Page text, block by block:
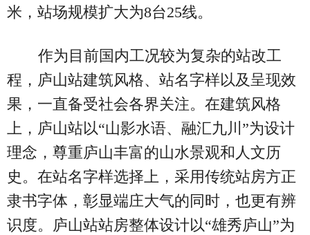
米，站场规模扩大为8台25线。
作为目前国内工况较为复杂的站改工
程，庐山站建筑风格、站名字样以及呈现效
果，一直备受社会各界关注。在建筑风格
上，庐山站以“山影水语、融汇九川”为设计
理念，尊重庐山丰富的山水景观和人文历
史。在站名字样选择上，采用传统站房方正
隶书字体，彰显端庄大气的同时，也更有辨
识度。庐山站站房整体设计以“雄秀庐山”为